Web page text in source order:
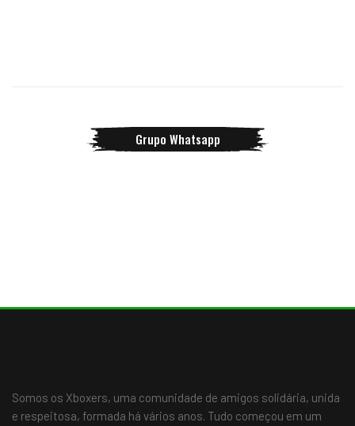
Grupo Whatsapp
Somos os Xboxers, uma comunidade de amigos solidária, unida
e respeitosa, formada há vários anos. Tudo começou em um